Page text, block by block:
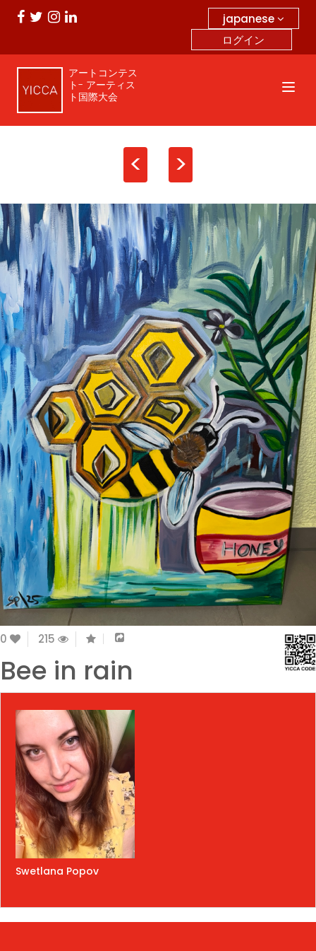
japanese
ログイン
アートコンテス
ト- アーティス
ト国際大会
< >
0 215
Bee in rain
Swetlana Popov